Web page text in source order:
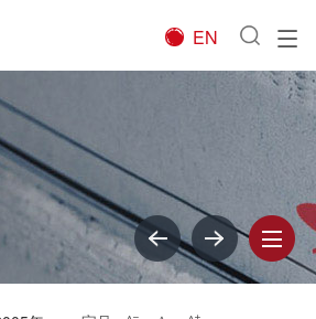

EN